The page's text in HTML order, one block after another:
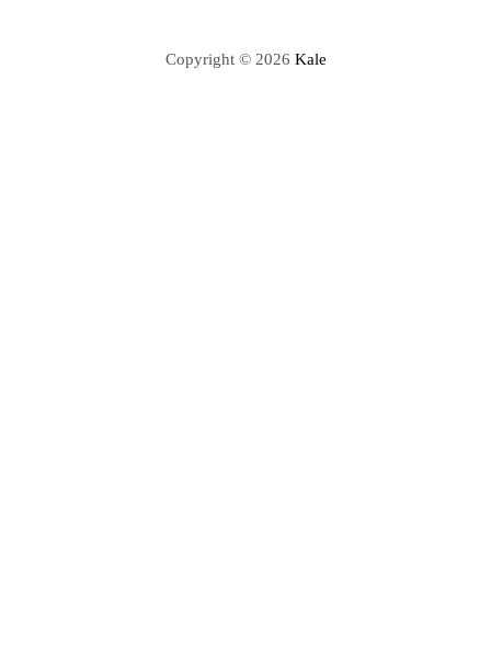
Copyright © 2026 Kale